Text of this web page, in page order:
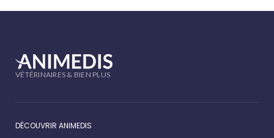
VÉTÉRINAIRES & BIEN PLUS
DÉCOUVRIR ANIMEDIS